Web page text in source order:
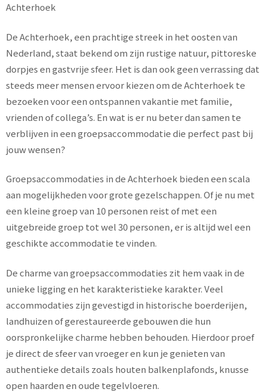
Achterhoek
De Achterhoek, een prachtige streek in het oosten van
Nederland, staat bekend om zijn rustige natuur, pittoreske
dorpjes en gastvrije sfeer. Het is dan ook geen verrassing dat
steeds meer mensen ervoor kiezen om de Achterhoek te
bezoeken voor een ontspannen vakantie met familie,
vrienden of collega’s. En wat is er nu beter dan samen te
verblijven in een groepsaccommodatie die perfect past bij
jouw wensen?
Groepsaccommodaties in de Achterhoek bieden een scala
aan mogelijkheden voor grote gezelschappen. Of je nu met
een kleine groep van 10 personen reist of met een
uitgebreide groep tot wel 30 personen, er is altijd wel een
geschikte accommodatie te vinden.
De charme van groepsaccommodaties zit hem vaak in de
unieke ligging en het karakteristieke karakter. Veel
accommodaties zijn gevestigd in historische boerderijen,
landhuizen of gerestaureerde gebouwen die hun
oorspronkelijke charme hebben behouden. Hierdoor proef
je direct de sfeer van vroeger en kun je genieten van
authentieke details zoals houten balkenplafonds, knusse
open haarden en oude tegelvloeren.